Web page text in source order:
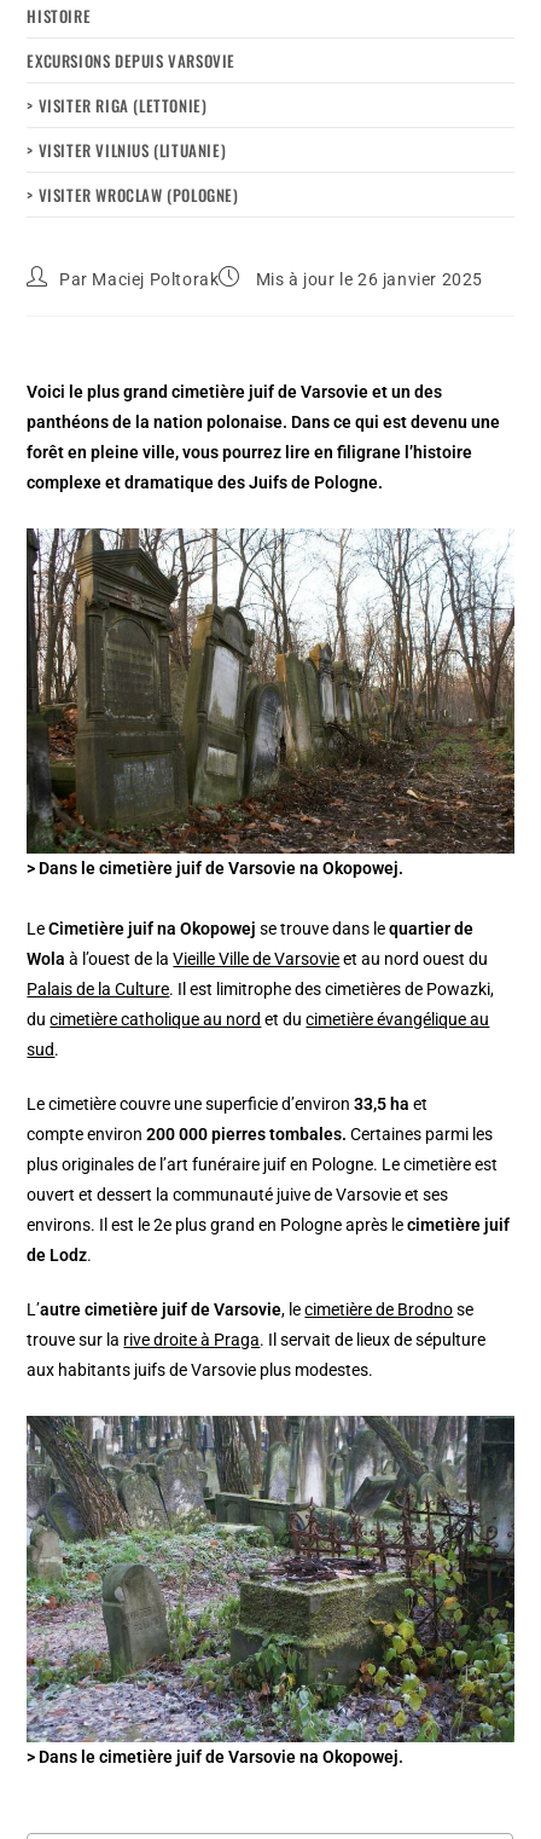
HISTOIRE
EXCURSIONS DEPUIS VARSOVIE
> VISITER RIGA (LETTONIE)
> VISITER VILNIUS (LITUANIE)
> VISITER WROCLAW (POLOGNE)
Par Maciej Poltorak Mis à jour le 26 janvier 2025
Voici le plus grand cimetière juif de Varsovie et un des
panthéons de la nation polonaise. Dans ce qui est devenu une
forêt en pleine ville, vous pourrez lire en filigrane l’histoire
complexe et dramatique des Juifs de Pologne.
> Dans le cimetière juif de Varsovie na Okopowej.
LeCimetière juif na Okopowej se trouve dans lequartier de
Wola à l’ouest de laVieille Ville de Varsovieet au nord ouest du
Palais de la Culture. Il est limitrophe des cimetières de Powazki,
ducimetière catholique au nord et ducimetière évangélique au
sud.
Le cimetière couvre une superficie d’environ33,5 haet
compte environ200 000 pierres tombales.Certaines parmi les
plus originales de l’art funéraire juif en Pologne. Le cimetière est
ouvert et dessert la communauté juive de Varsovie et ses
environs. Il est le 2e plus grand en Pologne après lecimetière juif
de Lodz.
L’autre cimetière juif de Varsovie, lecimetière de Brodnose
trouve sur la rive droite à Praga. Il servait de lieux de sépulture
aux habitants juifs de Varsovie plus modestes.
> Dans le cimetière juif de Varsovie na Okopowej.